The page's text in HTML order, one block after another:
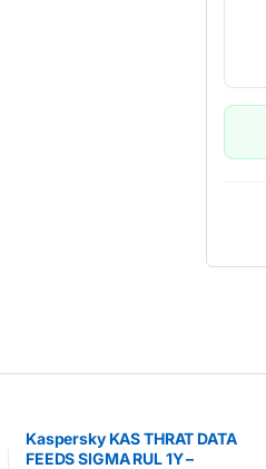
Kaspersky KAS THRAT DATA
FEEDS SIGMA RUL 1Y –